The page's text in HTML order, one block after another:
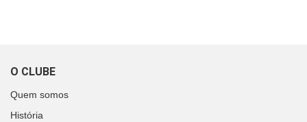
O CLUBE
Quem somos
História